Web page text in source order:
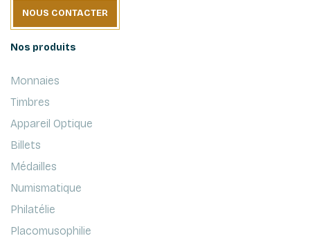
NOUS CONTACTER
Nos produits
Monnaies
Timbres
Appareil Optique
Billets
Médailles
Numismatique
Philatélie
Placomusophilie